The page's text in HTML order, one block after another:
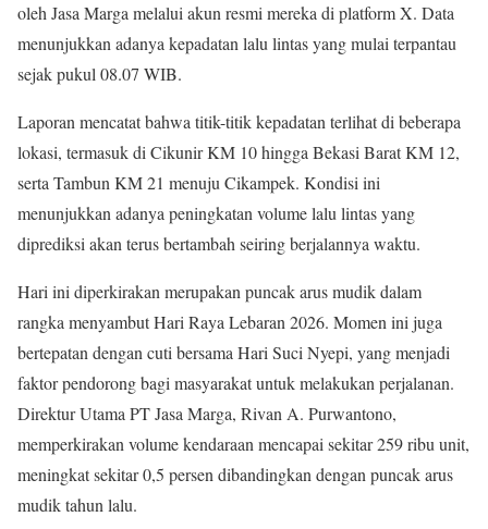
oleh Jasa Marga melalui akun resmi mereka di platform X. Data
menunjukkan adanya kepadatan lalu lintas yang mulai terpantau
sejak pukul 08.07 WIB.
Laporan mencatat bahwa titik-titik kepadatan terlihat di beberapa
lokasi, termasuk di Cikunir KM 10 hingga Bekasi Barat KM 12,
serta Tambun KM 21 menuju Cikampek. Kondisi ini
menunjukkan adanya peningkatan volume lalu lintas yang
diprediksi akan terus bertambah seiring berjalannya waktu.
Hari ini diperkirakan merupakan puncak arus mudik dalam
rangka menyambut Hari Raya Lebaran 2026. Momen ini juga
bertepatan dengan cuti bersama Hari Suci Nyepi, yang menjadi
faktor pendorong bagi masyarakat untuk melakukan perjalanan.
Direktur Utama PT Jasa Marga, Rivan A. Purwantono,
memperkirakan volume kendaraan mencapai sekitar 259 ribu unit,
meningkat sekitar 0,5 persen dibandingkan dengan puncak arus
mudik tahun lalu.